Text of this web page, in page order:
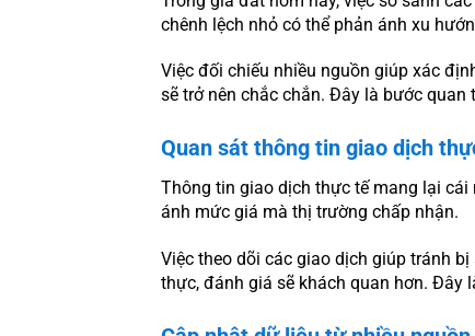
chênh lệch nhỏ có thể phản ánh xu
Việc đối chiếu nhiều nguồn giúp xác
sẽ trở nên chắc chắn. Đây là bước quan
Quan sát thông tin giao dịch
Thông tin giao dịch thực tế mang lại
ánh mức giá mà thị trường chấp nhận.
Việc theo dõi các giao dịch giúp tránh
thực, đánh giá sẽ khách quan hơn. Đây